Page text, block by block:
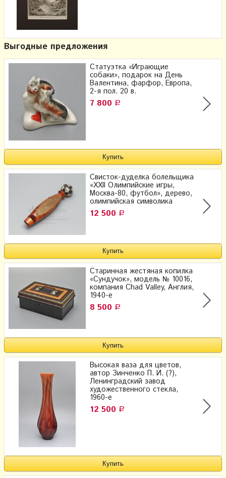
Выгодные предложения
Статуэтка «Играющие
собаки», подарок на День
Валентина, фарфор, Европа,
2-я пол. 20 в.
7 800 Р
Свисток-дуделка болельщика
«XXII Олимпийские игры,
Москва-80, футбол», дерево,
олимпийская символика
12 500 Р
Старинная жестяная копилка
«Сундучок», модель № 10016​,
компания Chad Valley, Англия,
1940-е
8 500 Р
Высокая ваза для цветов,
автор Зинченко П. И. (?),
Ленинградский завод
художественного стекла,
1960-е
12 500 Р